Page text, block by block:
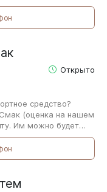
Открыто
средство?
(оценка на нашем
Им можно будет